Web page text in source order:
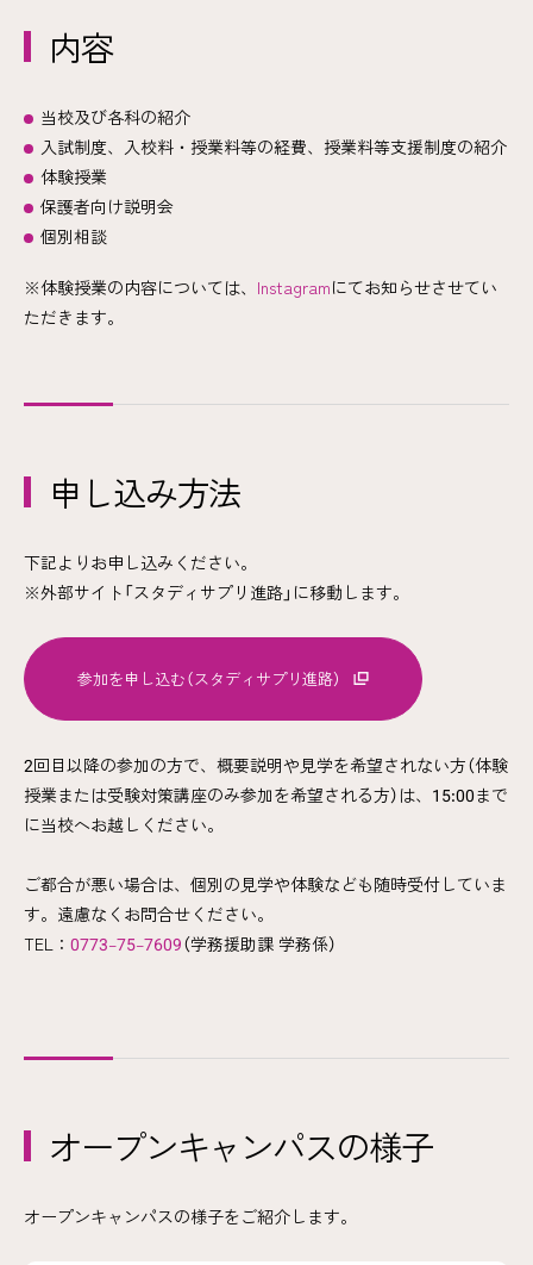
内容
当校及び各科の紹介
入試制度、入校料・授業料等の経費、授業料等支援制度の紹介
体験授業
保護者向け説明会
個別相談
※体験授業の内容については、 Instagramにてお知らせさせてい
ただきます。
申し込み方法
下記よりお申し込みください。
※外部サイト「スタディサプリ進路」に移動します。
参加を申し込む（スタディサプリ進路）
2回目以降の参加の方で、概要説明や見学を希望されない方（体験
授業または受験対策講座のみ参加を希望される方）は、15:00まで
に当校へお越しください。
ご都合が悪い場合は、個別の見学や体験なども随時受付していま
す。遠慮なくお問合せください。
TEL： 0773–75–7609（学務援助課 学務係）
オープンキャンパスの様子
オープンキャンパスの様子をご紹介します。